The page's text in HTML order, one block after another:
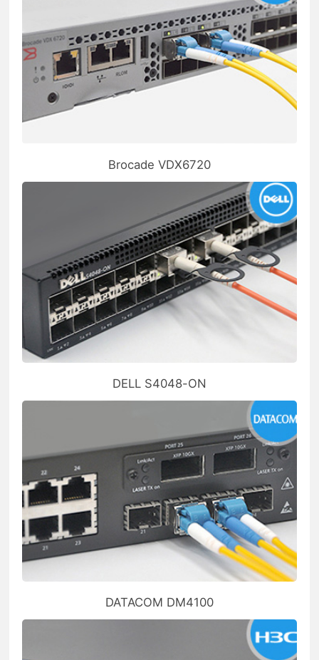
Brocade VDX6720
DELL S4048-ON
DATACOM DM4100